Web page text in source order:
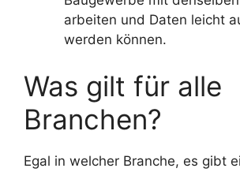
arbeiten und Daten leicht
werden können.
Was gilt für alle
Branchen?
Egal in welcher Branche, es gibt